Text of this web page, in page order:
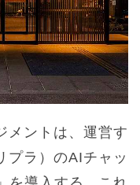
メントは、運営す
プラ）のAIチャッ